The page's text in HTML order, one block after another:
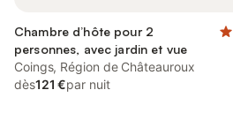
Chambre d’hôte pour 2
personnes, avec jardin et vue
Coings, Région de Châteauroux
dès121 €par nuit